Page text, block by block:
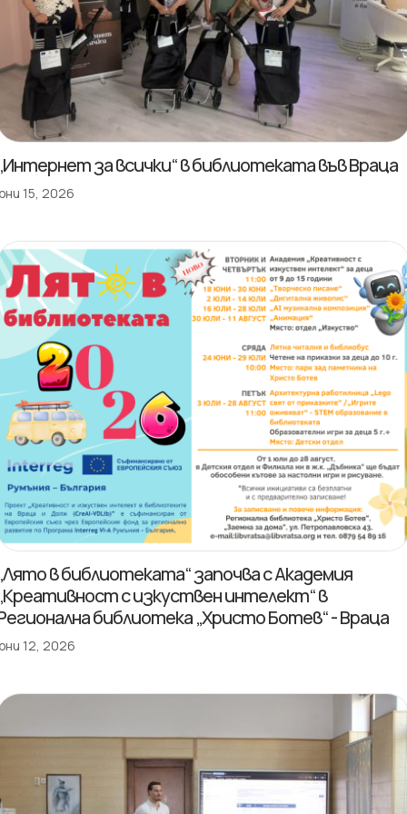
за всички“ в библиотеката във Враца
15, 2026
в библиотеката“ започва с Академия
с изкуствен интелект“ в
библиотека „Христо Ботев“ - Враца
12, 2026